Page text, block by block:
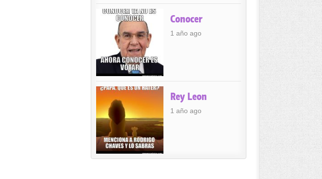
Conocer
1 año ago
Rey Leon
1 año ago